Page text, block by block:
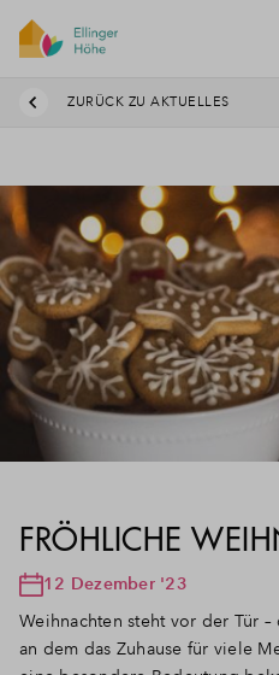
ZURÜCK ZU AKTUELLES
FRÖHLICHE
12 Dezember '23
Weihnachten steht vor der Tür
an dem das Zuhause für viele